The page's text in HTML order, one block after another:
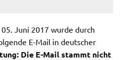
Juni 2017 wurde durch
E-Mail in deutscher
Die E-Mail stammt nicht